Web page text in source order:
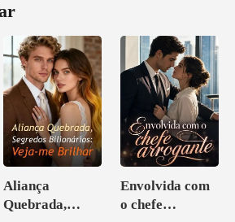
Aliança
Quebrada,
Envolvida com
o chefe